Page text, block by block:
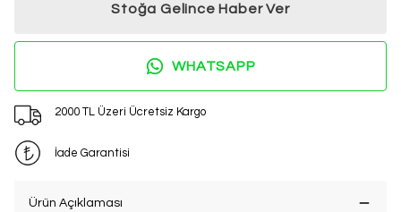
Stoğa Gelince Haber Ver
WHATSAPP
2000 TL Üzeri Ücretsiz Kargo
İade Garantisi
Ürün Açıklaması